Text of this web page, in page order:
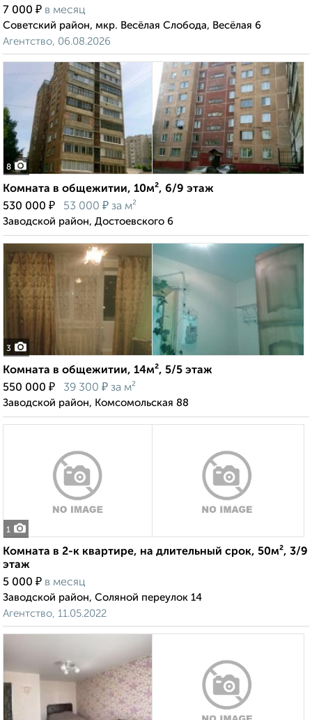
7 000 ₽ в месяц
Советский район, мкр. Весёлая Слобода, Весёлая 6
Агентство, 06.08.2026
8
Комната в общежитии, 10м², 6/9 этаж
530 000 ₽ 53 000 ₽ за м²
Заводской район, Достоевского 6
3
Комната в общежитии, 14м², 5/5 этаж
550 000 ₽ 39 300 ₽ за м²
Заводской район, Комсомольская 88
1
Комната в 2-к квартире, на длительный срок, 50м², 3/9
этаж
5 000 ₽ в месяц
Заводской район, Соляной переулок 14
Агентство, 11.05.2022